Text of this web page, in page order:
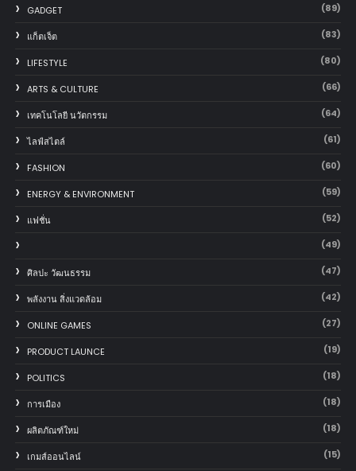
GADGET (89)
แก็ตเจ็ต (83)
LIFESTYLE (80)
ARTS & CULTURE (66)
เทคโนโลยี นวัตกรรม (64)
ไลฟ์สไตล์ (61)
FASHION (60)
ENERGY & ENVIRONMENT (59)
แฟชั่น (52)
(49)
ศิลปะ วัฒนธรรม (47)
พลังงาน สิ่งแวดล้อม (42)
ONLINE GAMES (27)
PRODUCT LAUNCE (19)
POLITICS (18)
การเมือง (18)
ผลิตภัณฑ์ใหม่ (18)
เกมส์ออนไลน์ (15)